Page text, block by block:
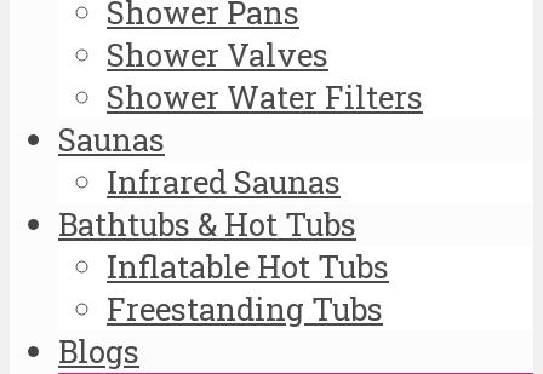
Shower Pans
Shower Valves
Shower Water Filters
Saunas
Infrared Saunas
Bathtubs & Hot Tubs
Inflatable Hot Tubs
Freestanding Tubs
Blogs